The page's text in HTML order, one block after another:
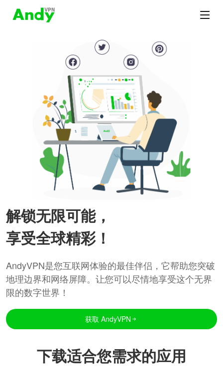
解锁无限可能，
享受全球精彩！
AndyVPN是您互联网体验的最佳伴侣，它帮助您突破
地理边界和网络屏障。让您可以尽情地享受这个无界
限的数字世界！
获取 AndyVPN
下载适合您需求的应用